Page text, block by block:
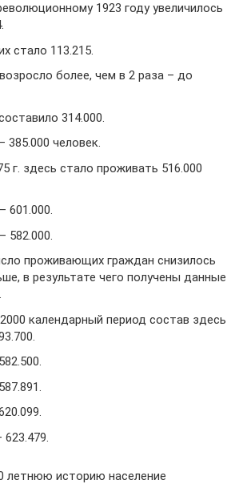
1923 году увеличилось
стало 113.215.
более, чем в 2 раза – до
314.000.
385.000 человек.
г. здесь стало проживать 516.000
601.000.
582.000.
проживающих граждан снизилось
в результате чего получены данные
календарный период состав здесь
623.479.
летнюю историю население